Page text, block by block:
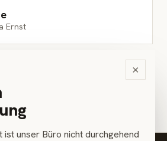
×
ist unser Büro nicht durchgehend
Ernst
Strehn